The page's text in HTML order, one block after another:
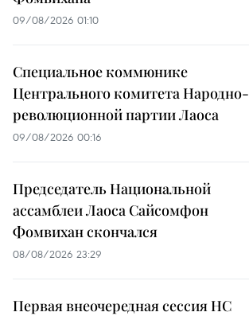
09/08/2026 01:10
Специальное коммюнике
Центрального комитета Народно-
революционной партии Лаоса
09/08/2026 00:16
Председатель Национальной
ассамблеи Лаоса Сайсомфон
Фомвихан скончался
08/08/2026 23:29
Первая внеочередная сессия НС